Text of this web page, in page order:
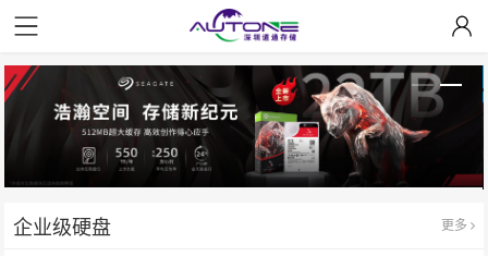
企业级硬盘 更多